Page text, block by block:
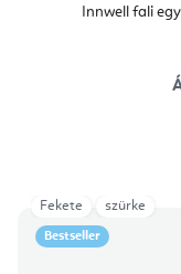
Innwell fali
Bestseller
Fekete szürke